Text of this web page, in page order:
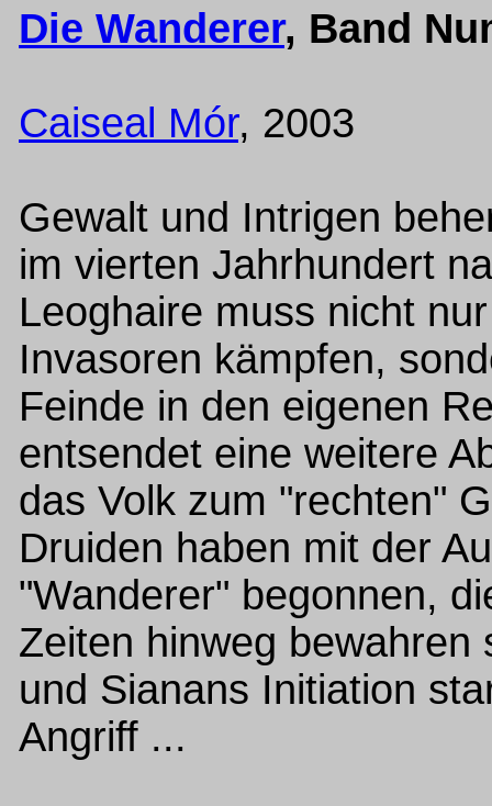
Die Wanderer, Band
Caiseal Mór, 2003
Gewalt und Intrigen
im vierten Jahrhundert
Leoghaire muss nicht
Invasoren kämpfen,
Feinde in den eigenen
entsendet eine weitere
das Volk zum "rechten"
Druiden haben mit der
"Wanderer" begonnen,
Zeiten hinweg
und Sianans Initiation
Angriff ...